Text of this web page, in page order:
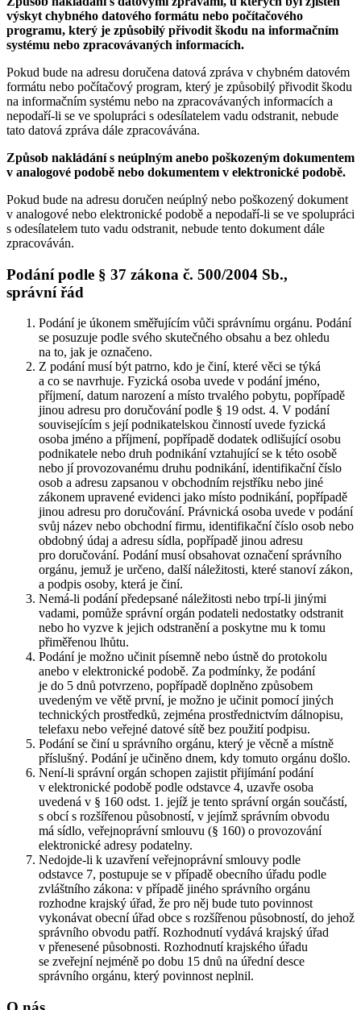
výskyt chybného datového formátu nebo počítačového
programu, který je způsobilý přivodit škodu na informačním
systému nebo zpracovávaných informacích.
Pokud bude na adresu doručena datová zpráva v chybném datovém
formátu nebo počítačový program, který je způsobilý přivodit škodu
na informačním systému nebo na zpracovávaných informacích a
nepodaří-li se ve spolupráci s odesílatelem vadu odstranit, nebude
tato datová zpráva dále zpracovávána.
Způsob nakládání s neúplným anebo poškozeným dokumentem
v analogové podobě nebo dokumentem v elektronické podobě.
Pokud bude na adresu doručen neúplný nebo poškozený dokument
v analogové nebo elektronické podobě a nepodaří-li se ve spolupráci
s odesílatelem tuto vadu odstranit, nebude tento dokument dále
zpracováván.
Podání podle § 37 zákona č. 500/2004 Sb.,
správní řád
Podání je úkonem směřujícím vůči správnímu orgánu. Podání
se posuzuje podle svého skutečného obsahu a bez ohledu
na to, jak je označeno.
Z podání musí být patrno, kdo je činí, které věci se týká
a co se navrhuje. Fyzická osoba uvede v podání jméno,
příjmení, datum narození a místo trvalého pobytu, popřípadě
jinou adresu pro doručování podle § 19 odst. 4. V podání
souvisejícím s její podnikatelskou činností uvede fyzická
osoba jméno a příjmení, popřípadě dodatek odlišující osobu
podnikatele nebo druh podnikání vztahující se k této osobě
nebo jí provozovanému druhu podnikání, identifikační číslo
osob a adresu zapsanou v obchodním rejstříku nebo jiné
zákonem upravené evidenci jako místo podnikání, popřípadě
jinou adresu pro doručování. Právnická osoba uvede v podání
svůj název nebo obchodní firmu, identifikační číslo osob nebo
obdobný údaj a adresu sídla, popřípadě jinou adresu
pro doručování. Podání musí obsahovat označení správního
orgánu, jemuž je určeno, další náležitosti, které stanoví zákon,
a podpis osoby, která je činí.
Nemá-li podání předepsané náležitosti nebo trpí-li jinými
vadami, pomůže správní orgán podateli nedostatky odstranit
nebo ho vyzve k jejich odstranění a poskytne mu k tomu
přiměřenou lhůtu.
Podání je možno učinit písemně nebo ústně do protokolu
anebo v elektronické podobě. Za podmínky, že podání
je do 5 dnů potvrzeno, popřípadě doplněno způsobem
uvedeným ve větě první, je možno je učinit pomocí jiných
technických prostředků, zejména prostřednictvím dálnopisu,
telefaxu nebo veřejné datové sítě bez použití podpisu.
Podání se činí u správního orgánu, který je věcně a místně
příslušný. Podání je učiněno dnem, kdy tomuto orgánu došlo.
Není-li správní orgán schopen zajistit přijímání podání
v elektronické podobě podle odstavce 4, uzavře osoba
uvedená v § 160 odst. 1. jejíž je tento správní orgán součástí,
s obcí s rozšířenou působností, v jejímž správním obvodu
má sídlo, veřejnoprávní smlouvu (§ 160) o provozování
elektronické adresy podatelny.
Nedojde-li k uzavření veřejnoprávní smlouvy podle
odstavce 7, postupuje se v případě obecního úřadu podle
zvláštního zákona: v případě jiného správního orgánu
rozhodne krajský úřad, že pro něj bude tuto povinnost
vykonávat obecní úřad obce s rozšířenou působností, do jehož
správního obvodu patří. Rozhodnutí vydává krajský úřad
v přenesené působnosti. Rozhodnutí krajského úřadu
se zveřejní nejméně po dobu 15 dnů na úřední desce
správního orgánu, který povinnost neplnil.